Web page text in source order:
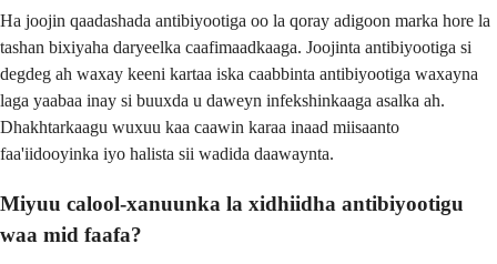
Ha joojin qaadashada antibiyootiga oo la qoray adigoon marka hore la
tashan bixiyaha daryeelka caafimaadkaaga. Joojinta antibiyootiga si
degdeg ah waxay keeni kartaa iska caabbinta antibiyootiga waxayna
laga yaabaa inay si buuxda u daweyn infekshinkaaga asalka ah.
Dhakhtarkaagu wuxuu kaa caawin karaa inaad miisaanto
faa'iidooyinka iyo halista sii wadida daawaynta.
Miyuu calool-xanuunka la xidhiidha antibiyootigu
waa mid faafa?